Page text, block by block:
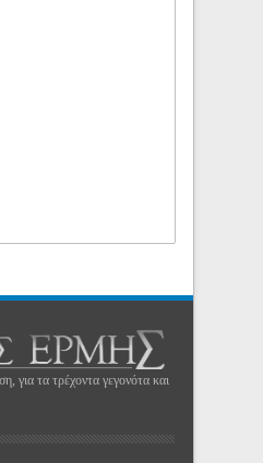
για τα τρέχοντα γεγονότα και